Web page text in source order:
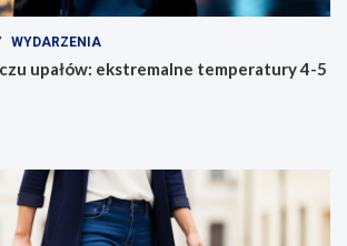
WYDARZENIA
upałów: ekstremalne temperatury 4-5